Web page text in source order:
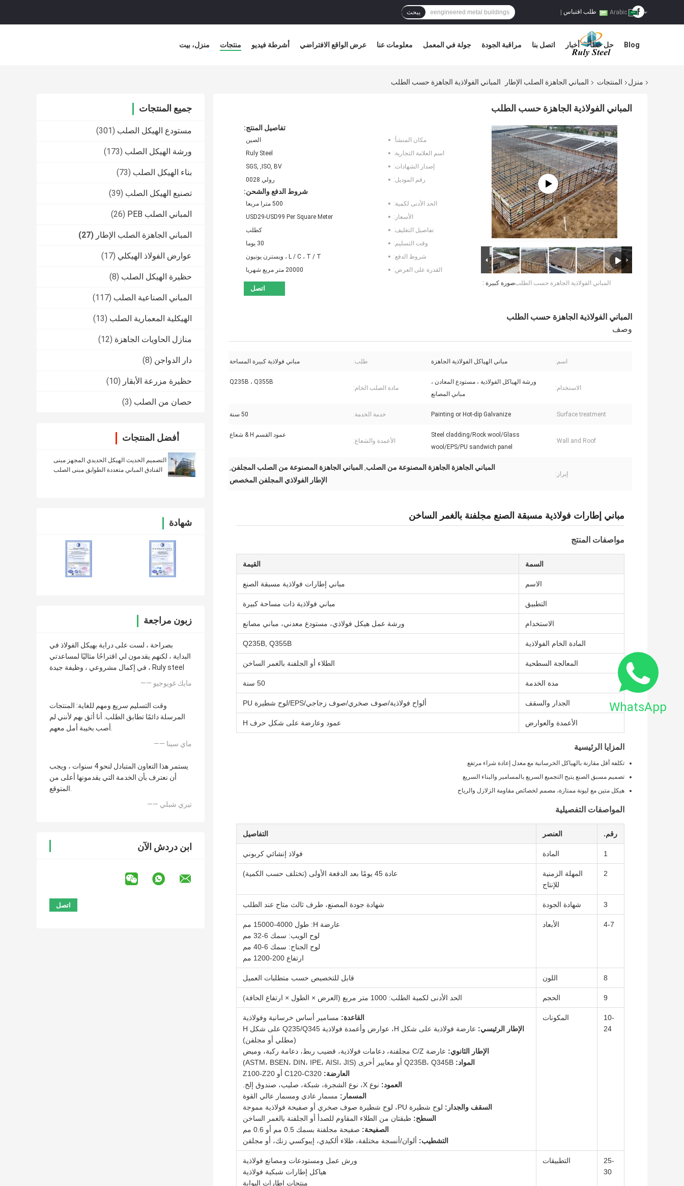
طلب اقتباس يبحث
منزل، بيت منتجات أشرطة فيديو عرض الواقع الافتراضي معلومات عنا جولة في المعمل مراقبة الجودة اتصل بنا أخبار حل خطأ Blog
منزل المنتجات المباني الجاهزة الصلب الإطار المباني الفولاذية الجاهزة حسب الطلب
جميع المنتجات
مستودع الهيكل الصلب (301)
ورشة الهيكل الصلب (173)
بناء الهيكل الصلب (73)
تصنيع الهيكل الصلب (39)
المباني الصلب PEB (26)
المباني الجاهزة الصلب الإطار (27)
عوارض الفولاذ الهيكلي (17)
حظيرة الهيكل الصلب (8)
المباني الصناعية الصلب (117)
الهيكلية المعمارية الصلب (13)
منازل الحاويات الجاهزة (12)
دار الدواجن (8)
حظيرة مزرعة الأبقار (10)
حصان من الصلب (3)
أفضل المنتجات
التصميم الحديث الهيكل الحديدي المجهز مبنى
الفنادق المباني متعددة الطوابق مبنى الصلب
شهادة
زبون مراجعة
بصراحة ، لست على دراية بهيكل الفولاذ في
البداية ، لكنهم يقدمون لي اقتراحًا مثاليًا لمساعدتي
في إكمال مشروعي ، وظيفة جيدة ، Ruly steel
—— مايك غويوجيو
وقت التسليم سريع ومهم للغاية: المنتجات
المرسلة دائمًا تطابق الطلب. أنا أثق بهم لأنني لم
أصب بخيبة أمل معهم.
—— ماي سينا
يستمر هذا التعاون المتبادل لنحو 4 سنوات ، ويجب
أن نعترف بأن الخدمة التي يقدمونها أعلى من
المتوقع.
—— تيري شبلي
ابن دردش الآن
المباني الفولاذية الجاهزة حسب الطلب
صورة كبيرة :المباني الفولاذية الجاهزة حسب الطلب
تفاصيل المنتج:
مكان المنشأ:
الصين
اسم العلامة التجارية:
Ruly Steel
إصدار الشهادات:
SGS, ,ISO, BV
رقم الموديل:
رولي 0028
شروط الدفع والشحن:
الحد الأدنى لكمية:
500 مترا مربعا
الأسعار:
USD29-USD99 Per Square Meter
تفاصيل التغليف:
كطلب
وقت التسليم:
30 يوما
شروط الدفع:
L / C ، T / T ، ويسترن يونيون
القدرة على العرض:
20000 متر مربع شهريا
اتصل
المباني الفولاذية الجاهزة حسب الطلب
وصف
اسم: مباني الهياكل الفولاذية الجاهزة طلب: مباني فولاذية كبيرة المساحة
الاستخدام:
ورشة الهياكل الفولاذية ، مستودع المعادن ،
مباني المصانع
مادة الصلب الخام:
Q235B ، Q355B
Surface treatment:
Painting or Hot-dip Galvanize خدمة الخدمة: 50 سنة
Wall and Roof:
Steel cladding/Rock wool/Glass
wool/EPS/PU sandwich panel
الأعمدة والشعاع:
عمود القسم H & شعاع
إبراز:
المباني الجاهزة الجاهزة المصنوعة من الصلب, المباني الجاهزة المصنوعة من الصلب المجلفن,
الإطار الفولاذي المجلفن المخصص
مباني إطارات فولاذية مسبقة الصنع مجلفنة بالغمر الساخن
مواصفات المنتج
السمة القيمة
الاسم مباني إطارات فولاذية مسبقة الصنع
التطبيق مباني فولاذية ذات مساحة كبيرة
الاستخدام ورشة عمل هيكل فولاذي، مستودع معدني، مباني مصانع
المادة الخام الفولاذية Q235B, Q355B
المعالجة السطحية الطلاء أو الجلفنة بالغمر الساخن
مدة الخدمة 50 سنة
الجدار والسقف ألواح فولاذية/صوف صخري/صوف زجاجي/EPS/لوح شطيرة PU
الأعمدة والعوارض عمود وعارضة على شكل حرف H
المزايا الرئيسية
تكلفة أقل مقارنة بالهياكل الخرسانية مع معدل إعادة شراء مرتفع
تصميم مسبق الصنع يتيح التجميع السريع بالمسامير والبناء السريع
هيكل متين مع ليونة ممتازة، مصمم لخصائص مقاومة الزلازل والرياح
المواصفات التفصيلية
رقم. العنصر التفاصيل
1 المادة فولاذ إنشائي كربوني
2
المهلة الزمنية
للإنتاج
عادة 45 يومًا بعد الدفعة الأولى (تختلف حسب الكمية)
3 شهادة الجودة شهادة جودة المصنع، طرف ثالث متاح عند الطلب
4-7 الأبعاد
عارضة H: طول 4000-15000 مم
لوح الويب: سمك 6-32 مم
لوح الجناح: سمك 6-40 مم
ارتفاع 200-1200 مم
8 اللون قابل للتخصيص حسب متطلبات العميل
9 الحجم الحد الأدنى لكمية الطلب: 1000 متر مربع (العرض × الطول × ارتفاع الحافة)
10-
24
المكونات القاعدة: مسامير أساس خرسانية وفولاذية
الإطار الرئيسي:
عارضة فولاذية على شكل H، عوارض وأعمدة فولاذية Q235/Q345 على شكل H
(مطلي أو مجلفن)
الإطار الثانوي: عارضة C/Z مجلفنة، دعامات فولاذية، قضيب ربط، دعامة ركبة، وميض
المواد:
العارضة:
العمود: نوع X، نوع الشجرة، شبكة، صليب، صندوق إلخ.
المسمار: مسمار عادي ومسمار عالي القوة
السقف والجدار: لوح شطيرة PU، لوح شطيرة صوف صخري أو صفيحة فولاذية مموجة
السطح: طبقتان من الطلاء المقاوم للصدأ أو الجلفنة بالغمر الساخن
الصفيحة: صفيحة مجلفنة بسمك 0.5 مم أو 0.6 مم
التشطيب: ألوان/أنسجة مختلفة، طلاء ألكيدي، إيبوكسي زنك، أو مجلفن
25-
30
التطبيقات
ورش عمل ومستودعات ومصانع فولاذية
هياكل إطارات شبكية فولاذية
منتجات إطارات البوابة
WhatsApp